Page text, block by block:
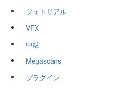
フォトリアル
VFX
中級
Megascans
プラグイン